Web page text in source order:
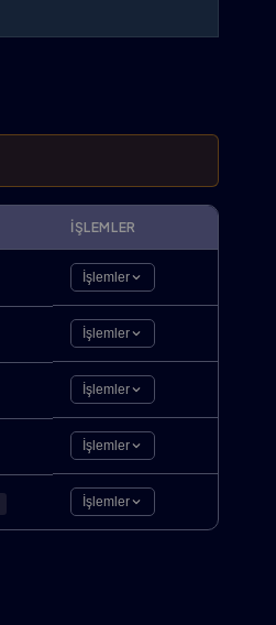
İŞLEMLER
İşlemler
İşlemler
İşlemler
İşlemler
İşlemler